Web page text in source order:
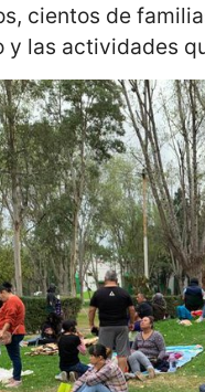
cientos de
y las actividades